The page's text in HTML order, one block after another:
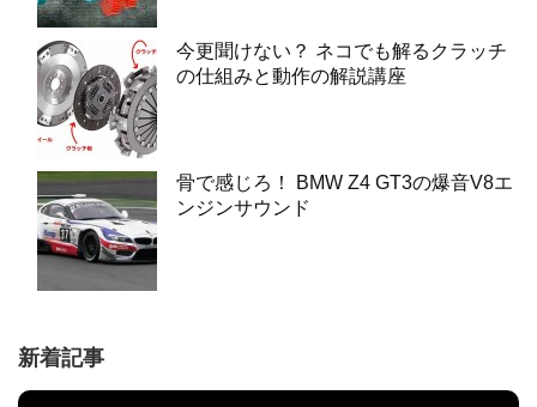
今更聞けない？ ネコでも解るクラッチ
の仕組みと動作の解説講座
骨で感じろ！ BMW Z4 GT3の爆音V8エ
ンジンサウンド
新着記事